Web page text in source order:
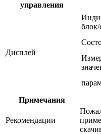
управления
Дисплей
блок/
Примечания
Рекомендации